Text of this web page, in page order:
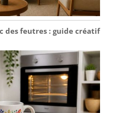
des feutres : guide créatif